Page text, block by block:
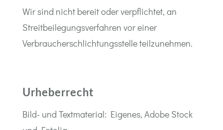
Wir sind nicht bereit oder verpflichtet, an
Streitbeilegungsverfahren vor einer
Verbraucherschlichtungsstelle teilzunehmen.
Urheberrecht
Bild- und Textmaterial: Eigenes, Adobe Stock